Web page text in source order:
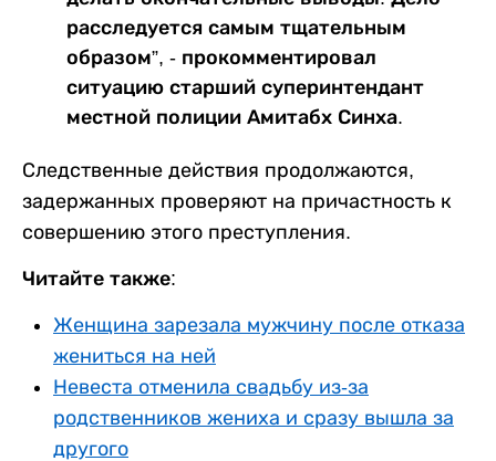
расследуется самым тщательным
образом”, - прокомментировал
ситуацию старший суперинтендант
местной полиции Амитабх Синха.
Следственные действия продолжаются,
задержанных проверяют на причастность к
совершению этого преступления.
Читайте также:
Женщина зарезала мужчину после отказа
жениться на ней
Невеста отменила свадьбу из-за
родственников жениха и сразу вышла за
другого